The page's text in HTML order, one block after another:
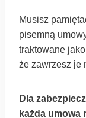
Musisz
pisemną
traktowane
że zawrzesz je
Dla
każda umowa